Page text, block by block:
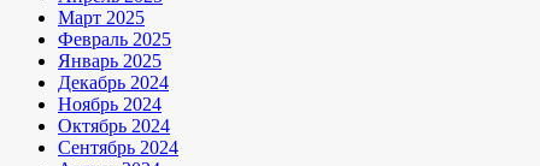
Март 2025
Февраль 2025
Январь 2025
Декабрь 2024
Ноябрь 2024
Октябрь 2024
Сентябрь 2024